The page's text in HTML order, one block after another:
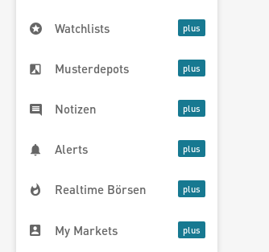
Watchlists
Musterdepots
Notizen
Alerts
Realtime Börsen
My Markets